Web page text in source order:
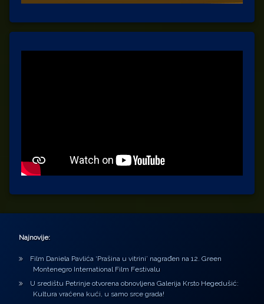
Najnovije:
Film Daniela Pavlića ‘Prašina u vitrini’ nagrađen na 12. Green
Montenegro International Film Festivalu
U središtu Petrinje otvorena obnovljena Galerija Krsto Hegedušić:
Kultura vraćena kući, u samo srce grada!